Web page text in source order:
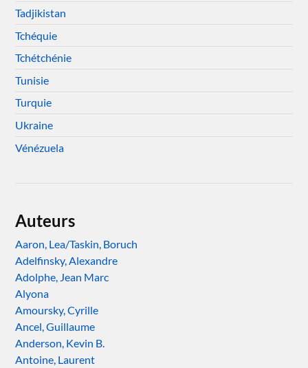
Tadjikistan
Tchéquie
Tchétchénie
Tunisie
Turquie
Ukraine
Vénézuela
Auteurs
Aaron, Lea/Taskin, Boruch
Adelfinsky, Alexandre
Adolphe, Jean Marc
Alyona
Amoursky, Cyrille
Ancel, Guillaume
Anderson, Kevin B.
Antoine, Laurent